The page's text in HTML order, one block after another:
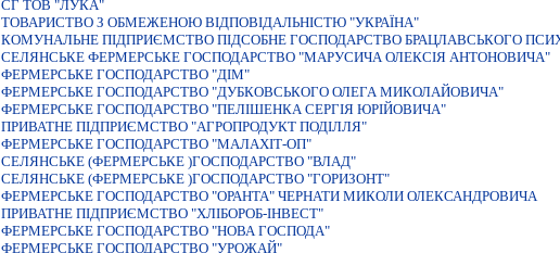
СГ ТОВ "ЛУКА"
ТОВАРИСТВО З ОБМЕЖЕНОЮ ВIДПОВIДАЛЬНIСТЮ "УКРАЇНА"
КОМУНАЛЬНЕ ПIДПРИЄМСТВО ПIДСОБНЕ ГОСПОДАРСТВО БРАЦЛАВСЬКОГО
СЕЛЯНСЬКЕ ФЕРМЕРСЬКЕ ГОСПОДАРСТВО "МАРУСИЧА ОЛЕКСIЯ АНТОНОВИЧА"
ФЕРМЕРСЬКЕ ГОСПОДАРСТВО "ДІМ"
ФЕРМЕРСЬКЕ ГОСПОДАРСТВО "ДУБКОВСЬКОГО ОЛЕГА МИКОЛАЙОВИЧА"
ФЕРМЕРСЬКЕ ГОСПОДАРСТВО "ПЕЛIШЕНКА СЕРГIЯ ЮРIЙОВИЧА"
ПРИВАТНЕ ПІДПРИЄМСТВО "АГРОПРОДУКТ ПОДІЛЛЯ"
ФЕРМЕРСЬКЕ ГОСПОДАРСТВО "МАЛАХIТ-ОП"
СЕЛЯНСЬКЕ (ФЕРМЕРСЬКЕ )ГОСПОДАРСТВО "ВЛАД"
СЕЛЯНСЬКЕ (ФЕРМЕРСЬКЕ )ГОСПОДАРСТВО "ГОРИЗОНТ"
ФЕРМЕРСЬКЕ ГОСПОДАРСТВО "ОРАНТА" ЧЕРНАТИ МИКОЛИ ОЛЕКСАНДРОВИЧА
ПРИВАТНЕ ПIДПРИЄМСТВО "ХЛIБОРОБ-IНВЕСТ"
ФЕРМЕРСЬКЕ ГОСПОДАРСТВО "НОВА ГОСПОДА"
ФЕРМЕРСЬКЕ ГОСПОДАРСТВО "УРОЖАЙ"